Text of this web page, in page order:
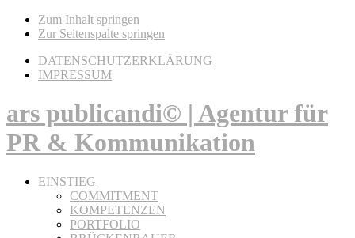
Zum Inhalt springen
Zur Seitenspalte springen
DATENSCHUTZERKLÄRUNG
IMPRESSUM
ars publicandi© | Agentur für
PR & Kommunikation
EINSTIEG
COMMITMENT
KOMPETENZEN
PORTFOLIO